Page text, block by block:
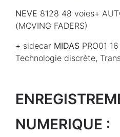
NEVE 8128 48 voies+
(MOVING FADERS)
+ sidecar MIDAS PRO01
Technologie discrète,
NUMERIQUE :